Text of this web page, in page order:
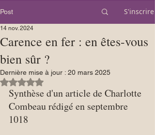
Post S'inscrire
Carence en fer : en êtes-vous
bien sûr ?
14 nov. 2024
Dernière mise à jour : 20 mars 2025
Noté NaN étoiles sur 5.
Synthèse d'un article de Charlotte
Combeau rédigé en septembre
1018